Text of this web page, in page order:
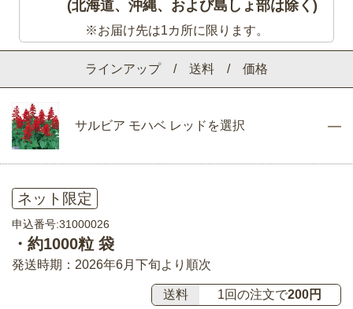
ラインアップ / 送料 / 価格
サルビア モハベ レッドを選択
ネット限定
申込番号:31000026
・約1000粒 袋
発送時期：2026年6月下旬より順次
送料 1回の注文で200円
(北海道、沖縄、および島しょ部は除く)
※お届け先は1カ所に限ります。